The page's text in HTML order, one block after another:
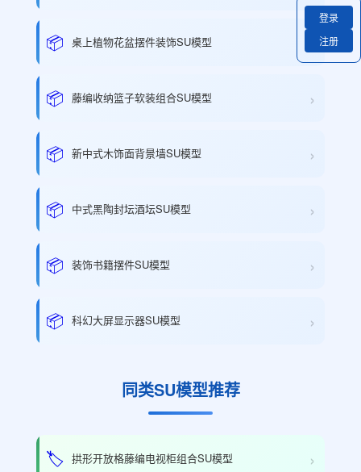
📦 桌上植物花盆摆件装饰SU模型
📦 藤编收纳篮子软装组合SU模型 ›
📦 新中式木饰面背景墙SU模型 ›
📦 中式黑陶封坛酒坛SU模型 ›
📦 装饰书籍摆件SU模型 ›
📦 科幻大屏显示器SU模型 ›
同类SU模型推荐
🏷️ 拱形开放格藤编电视柜组合SU模型 ›
登录
注册